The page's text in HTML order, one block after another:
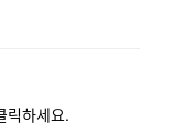
릭하세요.